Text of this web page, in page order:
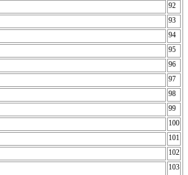
92
93
94
95
96
97
98
99
100
101
102
103